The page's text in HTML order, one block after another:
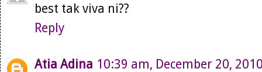
best tak viva ni??
Reply
Atia Adina 10:39 am, December 20,